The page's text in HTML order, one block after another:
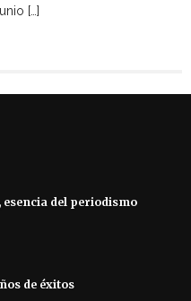
[…]
esencia del periodismo
de éxitos